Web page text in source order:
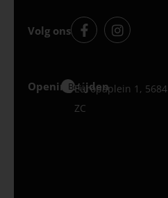
Volg ons
Openingstijden
Best
Europaplein 1, 5684
ZC